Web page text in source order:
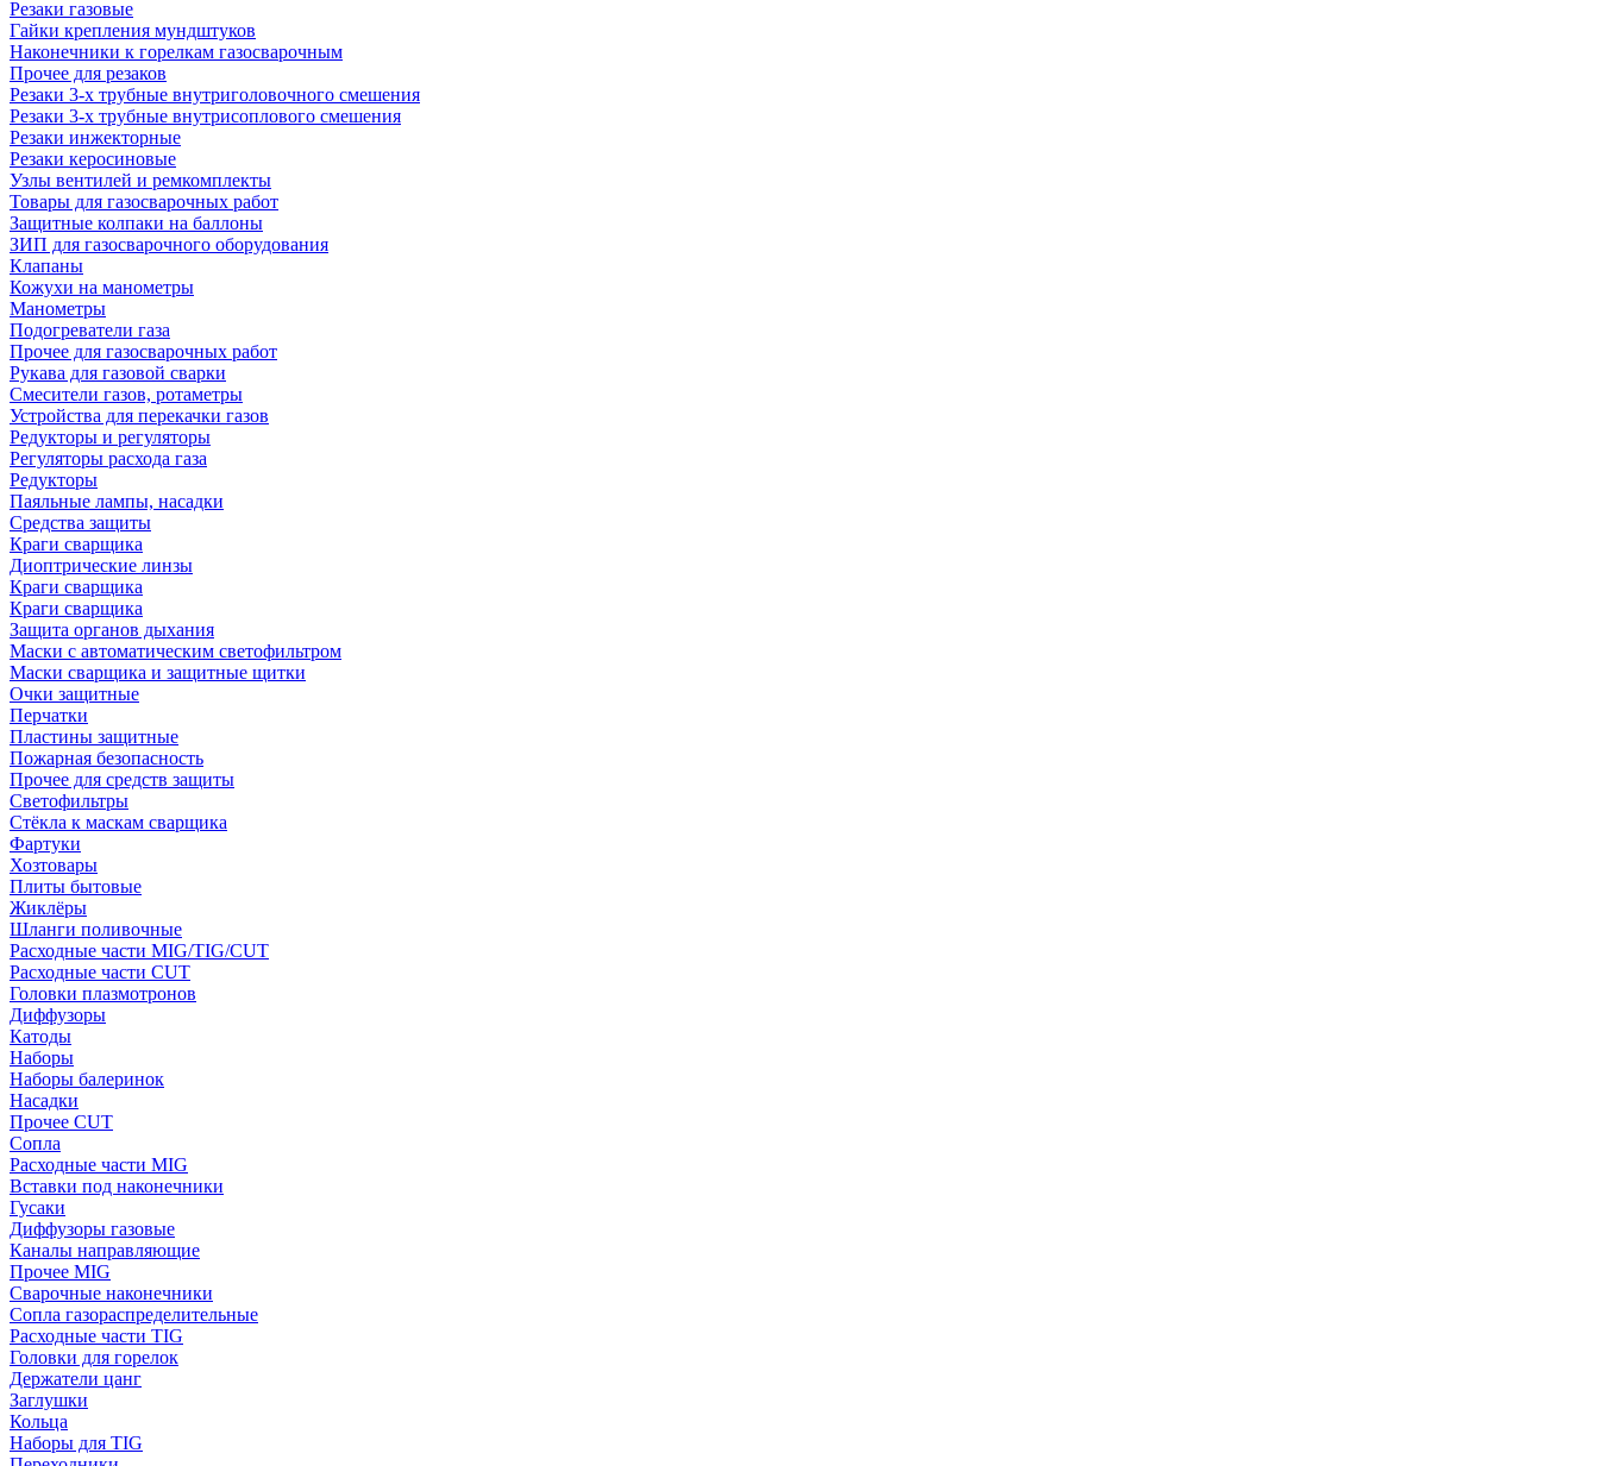
Резаки газовые
Гайки крепления мундштуков
Наконечники к горелкам газосварочным
Прочее для резаков
Резаки 3-х трубные внутриголовочного смешения
Резаки 3-х трубные внутрисоплового смешения
Резаки инжекторные
Резаки керосиновые
Узлы вентилей и ремкомплекты
Товары для газосварочных работ
Защитные колпаки на баллоны
ЗИП для газосварочного оборудования
Клапаны
Кожухи на манометры
Манометры
Подогреватели газа
Прочее для газосварочных работ
Рукава для газовой сварки
Смесители газов, ротаметры
Устройства для перекачки газов
Редукторы и регуляторы
Регуляторы расхода газа
Редукторы
Паяльные лампы, насадки
Средства защиты
Краги сварщика
Диоптрические линзы
Краги сварщика
Краги сварщика
Защита органов дыхания
Маски с автоматическим светофильтром
Маски сварщика и защитные щитки
Очки защитные
Перчатки
Пластины защитные
Пожарная безопасность
Прочее для средств защиты
Светофильтры
Стёкла к маскам сварщика
Фартуки
Хозтовары
Плиты бытовые
Жиклёры
Шланги поливочные
Расходные части MIG/TIG/CUT
Расходные части CUT
Головки плазмотронов
Диффузоры
Катоды
Наборы
Наборы балеринок
Насадки
Прочее CUT
Сопла
Расходные части MIG
Вставки под наконечники
Гусаки
Диффузоры газовые
Каналы направляющие
Прочее MIG
Сварочные наконечники
Сопла газораспределительные
Расходные части TIG
Головки для горелок
Держатели цанг
Заглушки
Кольца
Наборы для TIG